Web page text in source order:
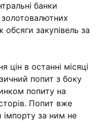
банки
обсяги закупівель за
в останні місяці
попит з боку
попиту на
Попит вже
імпорту за ним не